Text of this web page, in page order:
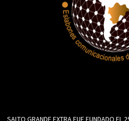
SALTO GRANDE EXTRA FUE FUNDADO EL